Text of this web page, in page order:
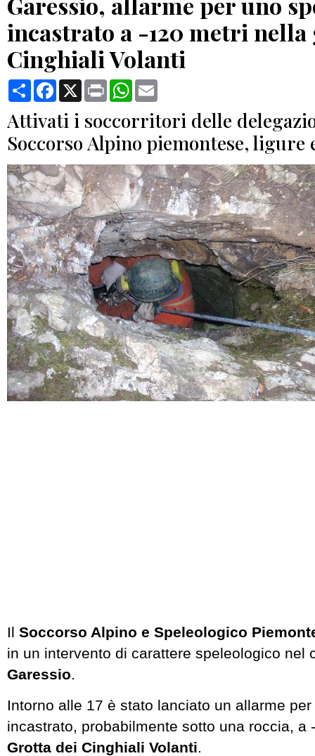
incastrato a -120 metri
Cinghiali Volanti
CondividiFacebook
X Print WhatsApp
Attivati i soccorritori delle
Soccorso Alpino piemontese, ligure
Il Soccorso Alpino e Speleologico
in un intervento di carattere speleologico nel
Garessio.
Intorno alle 17 è stato lanciato un allarme
incastrato, probabilmente sotto una roccia, a
Grotta dei Cinghiali Volanti